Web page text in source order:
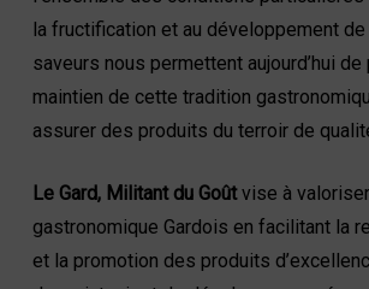
la fructification et au développement
saveurs nous permettent aujourd’hui de
maintien de cette tradition
assurer des produits du terroir de
Le Gard, Militant du Goûtvise à
gastronomique Gardois en facilitant la
et la promotion des produits